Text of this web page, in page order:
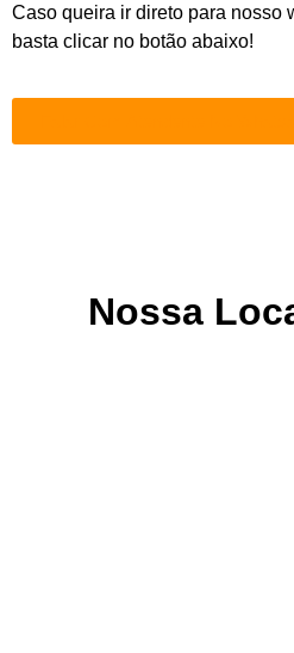
Caso queira ir direto para nosso
basta clicar no botão abaixo!
Nossa